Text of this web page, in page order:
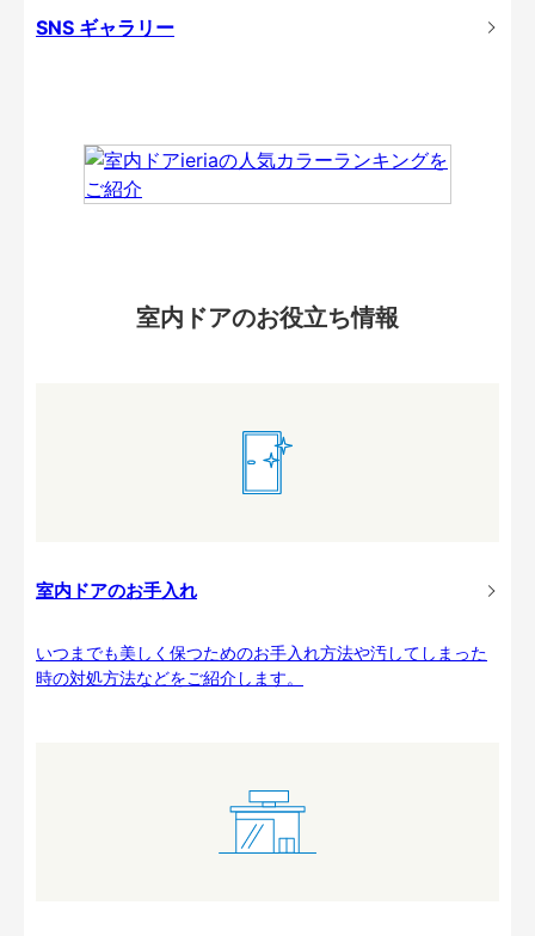
SNS ギャラリー
室内ドアのお役立ち情報
室内ドアのお手入れ
いつまでも美しく保つためのお手入れ方法や汚してしまった
時の対処方法などをご紹介します。